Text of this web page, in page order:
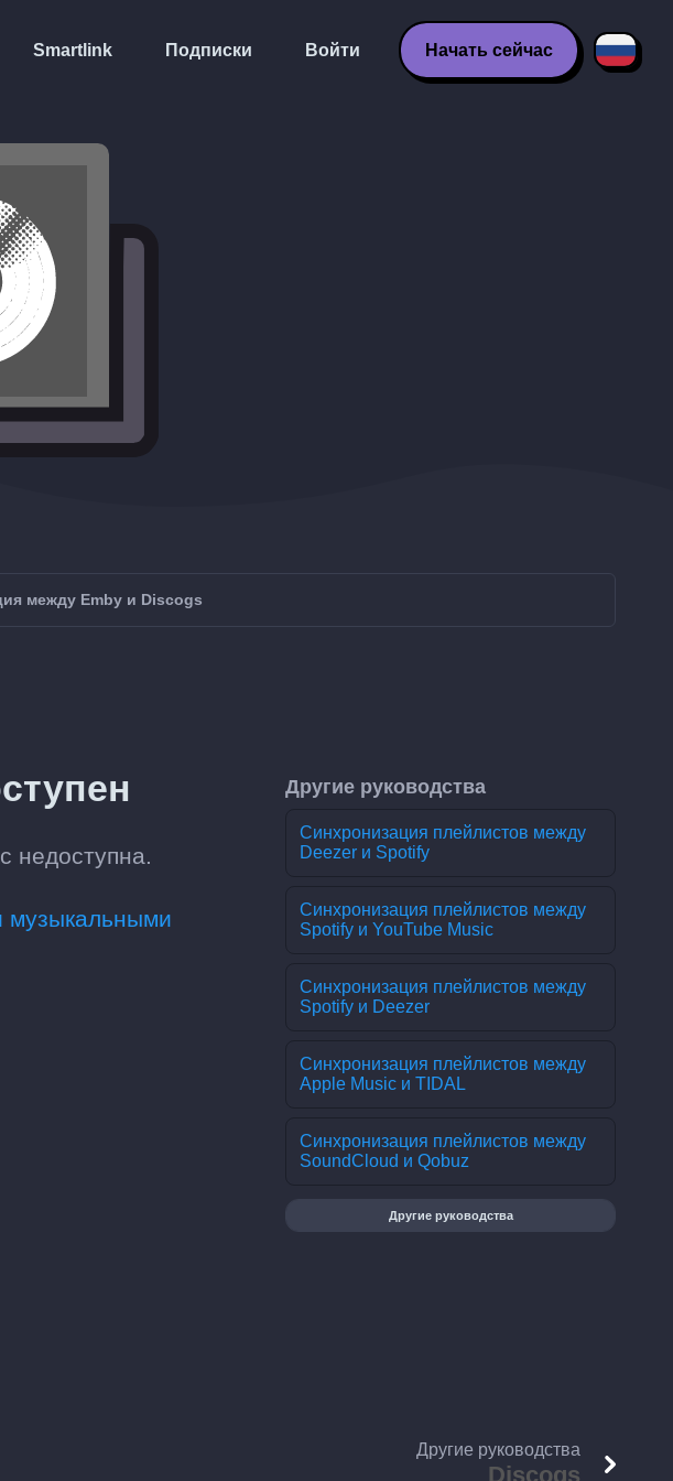
Smartlink Подписки Войти Начать сейчас
между Emby и Discogs
недоступна.
музыкальными
Другие руководства
Синхронизация плейлистов между
Deezer и Spotify
Синхронизация плейлистов между
Spotify и YouTube Music
Синхронизация плейлистов между
Spotify и Deezer
Синхронизация плейлистов между
Apple Music и TIDAL
Синхронизация плейлистов между
SoundCloud и Qobuz
Другие руководства
Другие руководства
Discogs